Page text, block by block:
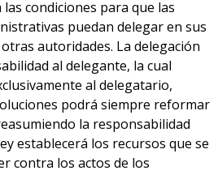
condiciones para que las
puedan delegar en sus
autoridades. La delegación
al delegante, la cual
al delegatario,
podrá siempre reformar
la responsabilidad
establecerá los recursos que se
contra los actos de los